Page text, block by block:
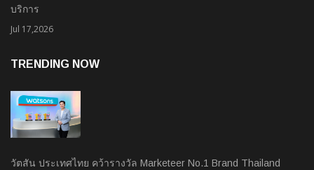
บริการ
Jul 17,2026
TRENDING NOW
วัตสัน ประเทศไทย คว้ารางวัล Marketeer No.1 Brand Thailand